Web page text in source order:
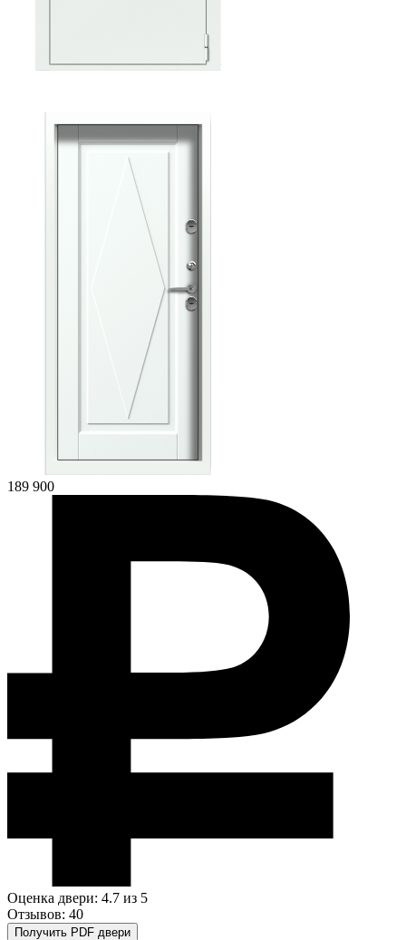
189 900
Оценка двери: 4.7 из 5
Отзывов: 40
Получить PDF двери